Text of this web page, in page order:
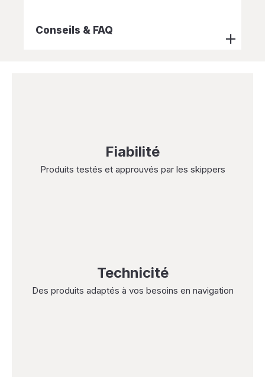
Conseils & FAQ
Fiabilité
Produits testés et approuvés par les skippers
Technicité
Des produits adaptés à vos besoins en navigation